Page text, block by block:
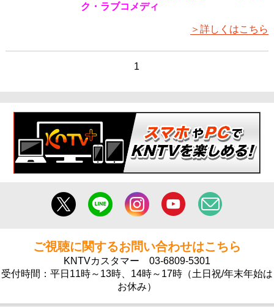
ク・ラブコメディ
＞詳しくはこちら
1
ご視聴に関するお問い合わせはこちら
KNTVカスタマー 03-6809-5301
受付時間：平日11時～13時、14時～17時（土日祝/年末年始は
お休み）